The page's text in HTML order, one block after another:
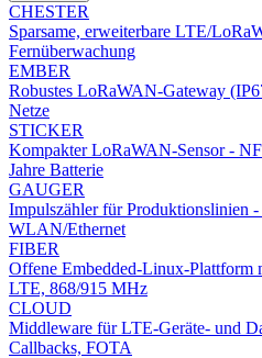
CHESTER
Sparsame, erweiterbare LTE/
Fernüberwachung
EMBER
Robustes LoRaWAN-Gateway
Netze
STICKER
Kompakter LoRaWAN-Sensor -
Jahre Batterie
GAUGER
Impulszähler für Produktionslinien
WLAN/Ethernet
FIBER
Offene Embedded-Linux-
LTE, 868/915 MHz
CLOUD
Middleware für LTE-Geräte- und
Callbacks, FOTA